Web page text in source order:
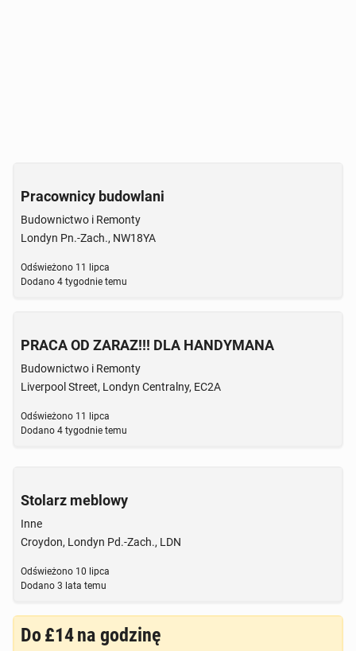
Pracownicy budowlani
Budownictwo i Remonty
Londyn Pn.-Zach., NW18YA
Odświeżono 11 lipca
Dodano 4 tygodnie temu
PRACA OD ZARAZ!!! DLA HANDYMANA
Budownictwo i Remonty
Liverpool Street, Londyn Centralny, EC2A
Odświeżono 11 lipca
Dodano 4 tygodnie temu
Stolarz meblowy
Inne
Croydon, Londyn Pd.-Zach., LDN
Odświeżono 10 lipca
Dodano 3 lata temu
Do £14na godzinę